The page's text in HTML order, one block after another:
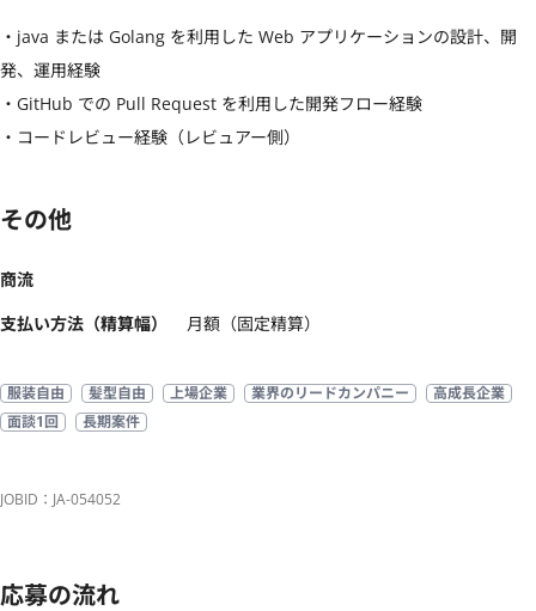
・java または Golang を利用した Web アプリケーションの設計、開
発、運用経験
・GitHub での Pull Request を利用した開発フロー経験
・コードレビュー経験（レビュアー側）
その他
商流
支払い方法（精算幅）
月額（固定精算）
服装自由 髪型自由 上場企業 業界のリードカンパニー
高成長企業
面談1回
長期案件
JOBID：JA-054052
応募の流れ